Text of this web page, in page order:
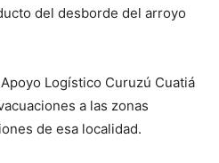
del desborde del arroyo
Logístico Curuzú Cuatiá
a las zonas
de esa localidad.